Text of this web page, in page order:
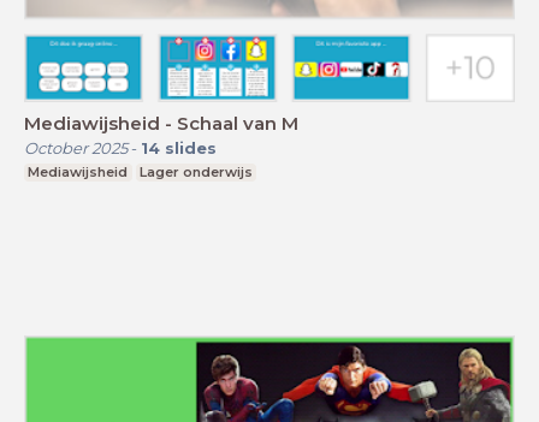
Mediawijsheid - Schaal van M
October 2025- 14 slides
Mediawijsheid Lager onderwijs